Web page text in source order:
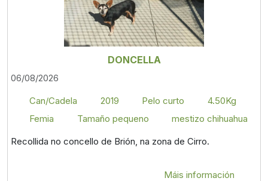
DONCELLA
06/08/2026
Can/Cadela
2019 Pelo curto
4.50Kg
Femia
Tamaño pequeno
mestizo chihuahua
Recollida no concello de Brión, na zona de Cirro.
Máis información